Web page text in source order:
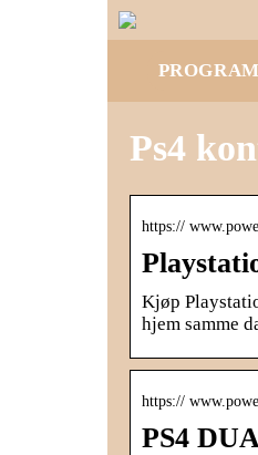
Ps4
https://
Kjøp
hjem samme
https://
PS4